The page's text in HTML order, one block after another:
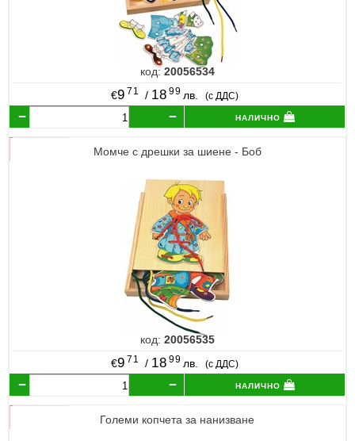
код:20056534
€9 71 / 18 99 лв. (с ДДС)
налично
Момче с дрешки за шиене - Боб
код: 20056535
€9 71 / 18 99 лв. (с ДДС)
налично
Големи копчета за нанизване